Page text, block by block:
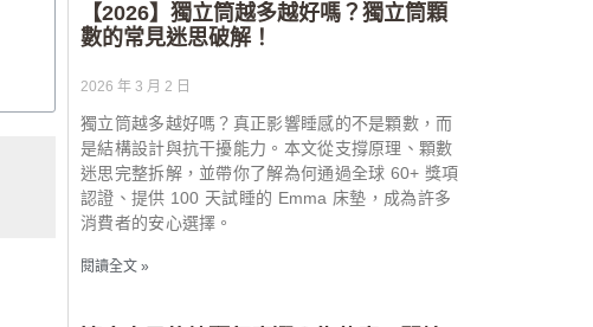
【2026】獨立筒越多越好嗎？獨立筒顆
數的常見迷思破解！
2026 年 3 月 2 日
獨立筒越多越好嗎？真正影響睡感的不是顆數，而
是結構設計與抗干擾能力。本文從支撐原理、顆數
迷思完整拆解，並帶你了解為何通過全球 60+ 獎項
認證、提供 100 天試睡的 Emma 床墊，成為許多
消費者的安心選擇。
閱讀全文 »